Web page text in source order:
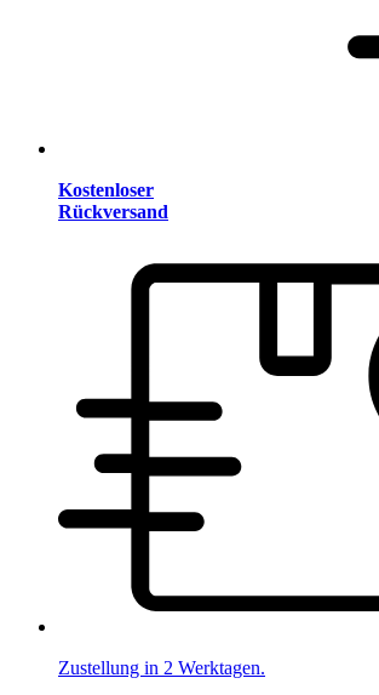
Kostenloser
Rückversand
Zustellung in 2 Werktagen.